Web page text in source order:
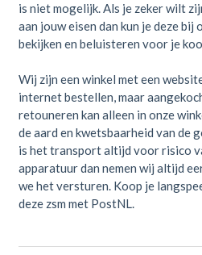
is niet mogelijk. Als je zeker wilt
aan jouw eisen dan kun je deze bij
bekijken en beluisteren voor je
Wij zijn een winkel met een
internet bestellen, maar
retouneren kan alleen in onze
de aard en kwetsbaarheid van de
is het transport altijd voor risico
apparatuur dan nemen wij altijd
we het versturen. Koop je
deze zsm met PostNL.